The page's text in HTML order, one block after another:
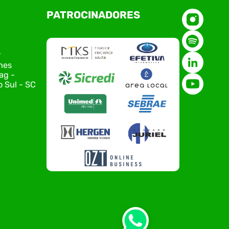
O Polo ACATE-ACIRS, por meio do NIAVI – Núcleo
de Tecnologia da Informação do Alto Vale do
Conexão Tech NIAVI, reunindo empresas de
tecnologia da região para uma noite de
conteúdo estratégico e
de novas iniciativas para o setor.
encontro aconteceu em Rio…
-
Sul - SC
PATROCINADORES